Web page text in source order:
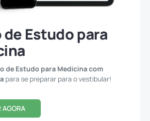
de Estudo para
de Estudo para Medicina com
para se preparar para o vestibular!
AGORA